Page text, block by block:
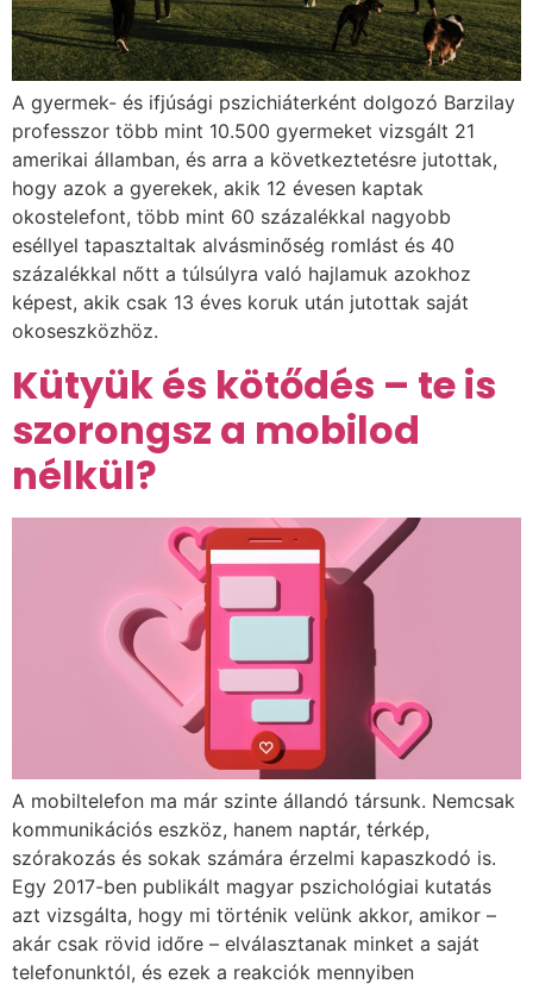
A gyermek- és ifjúsági pszichiáterként dolgozó Barzilay
professzor több mint 10.500 gyermeket vizsgált 21
amerikai államban, és arra a következtetésre jutottak,
hogy azok a gyerekek, akik 12 évesen kaptak
okostelefont, több mint 60 százalékkal nagyobb
eséllyel tapasztaltak alvásminőség romlást és 40
százalékkal nőtt a túlsúlyra való hajlamuk azokhoz
képest, akik csak 13 éves koruk után jutottak saját
okoseszközhöz.
Kütyük és kötődés – te is
szorongsz a mobilod
nélkül?
A mobiltelefon ma már szinte állandó társunk. Nemcsak
kommunikációs eszköz, hanem naptár, térkép,
szórakozás és sokak számára érzelmi kapaszkodó is.
Egy 2017-ben publikált magyar pszichológiai kutatás
azt vizsgálta, hogy mi történik velünk akkor, amikor –
akár csak rövid időre – elválasztanak minket a saját
telefonunktól, és ezek a reakciók mennyiben